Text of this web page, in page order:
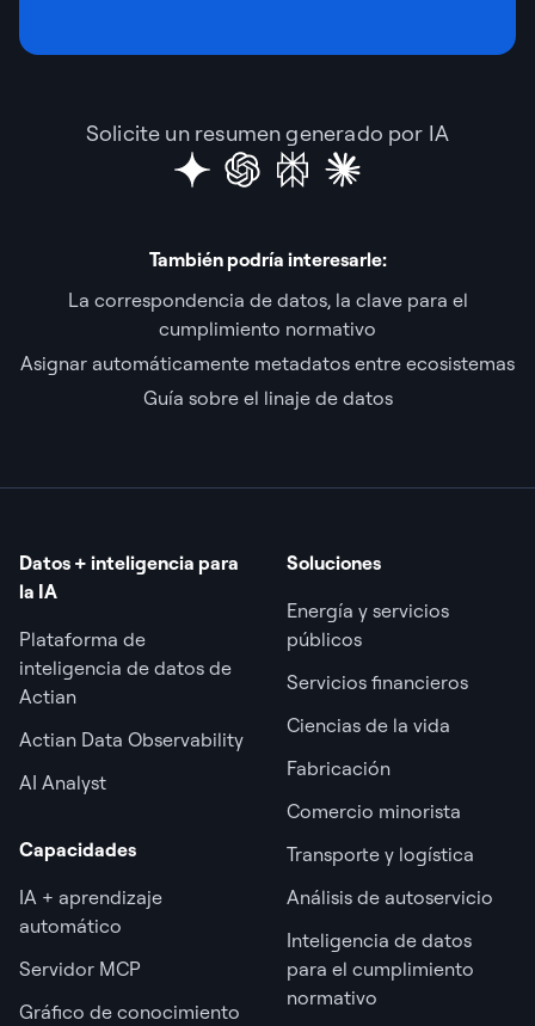
Solicite un resumen generado por IA
También podría interesarle:
La correspondencia de datos, la clave para el
cumplimiento normativo
Asignar automáticamente metadatos entre ecosistemas
Guía sobre el linaje de datos
Datos + inteligencia para
la IA
Plataforma de
inteligencia de datos de
Actian
Actian Data Observability
AI Analyst
Capacidades
IA + aprendizaje
automático
Servidor MCP
Gráfico de conocimiento
Soluciones
Energía y servicios
públicos
Servicios financieros
Ciencias de la vida
Fabricación
Comercio minorista
Transporte y logística
Análisis de autoservicio
Inteligencia de datos
para el cumplimiento
normativo